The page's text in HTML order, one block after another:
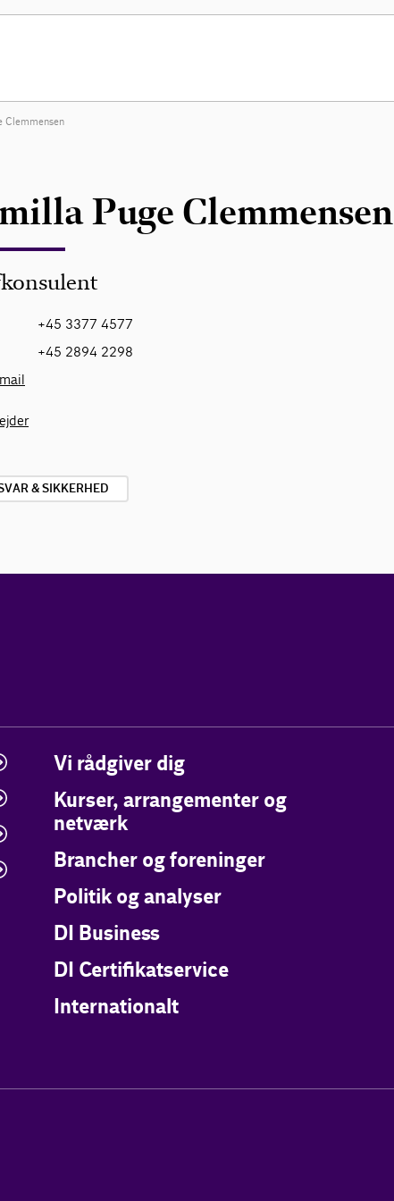
Clemmensen
Puge Clemmensen
+45 3377 4577
+45 2894 2298
& SIKKERHED
Vi rådgiver dig
Kurser, arrangementer og
netværk
Brancher og foreninger
Politik og analyser
DI Business
DI Certifikatservice
Internationalt